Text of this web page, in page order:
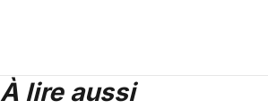
À lire aussi